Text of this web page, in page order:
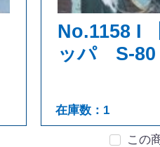
No.1158 I
ッパ S-80
在庫数：1
この